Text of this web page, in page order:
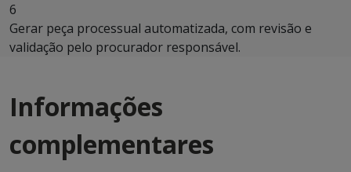
6
Gerar peça processual automatizada, com revisão e
validação pelo procurador responsável.
Informações
complementares